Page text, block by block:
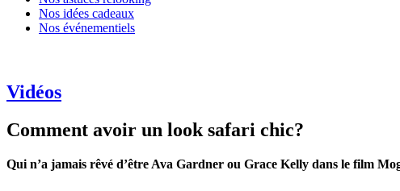
Vidéos
Comment avoir un look safari chic?
Qui n’a jamais rêvé d’être Ava Gardner ou Grace Kelly dans le film
Nos idées cadeaux
Nos événementiels